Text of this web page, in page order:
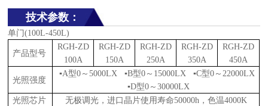
技术参数：
单门(100L-450L)
产品型号
RGH-ZD
100A
RGH-ZD
150A
RGH-ZD
250A
RGH-ZD
350A
RGH-ZD
450A
光照强度
▪A型0～5000LX ▪B型0～15000LX ▪C型0～22000LX
▪D型0～30000LX
光照芯片
无极调光，进口晶片使用寿命50000h，色温4000K